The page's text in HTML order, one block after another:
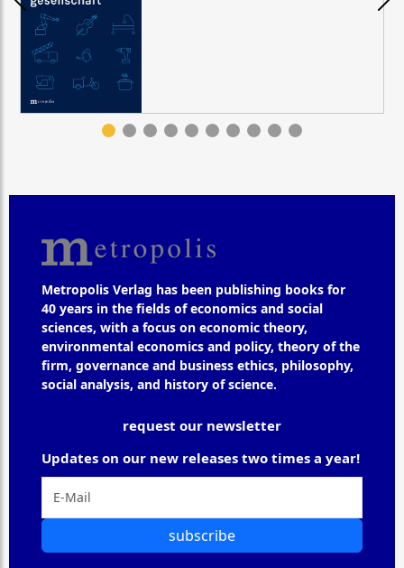
Metropolis Verlag has been publishing books for
40 years in the fields of economics and social
sciences, with a focus on economic theory,
environmental economics and policy, theory of the
firm, governance and business ethics, philosophy,
social analysis, and history of science.
request our newsletter
Updates on our new releases two times a year!
subscribe